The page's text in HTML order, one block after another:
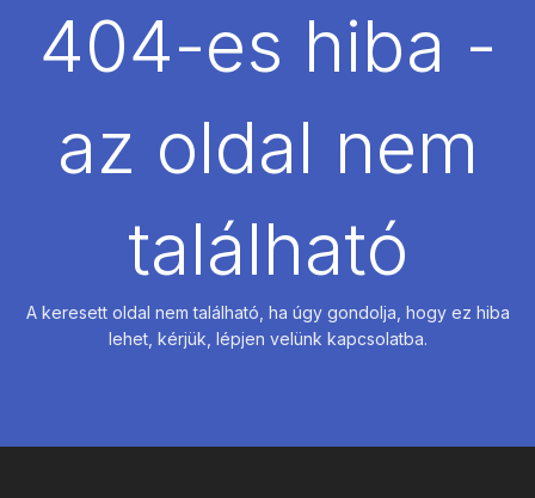
BÉREL
404-es hiba -
az oldal nem
található
A keresett oldal nem található, ha úgy gondolja, hogy ez hiba
lehet, kérjük, lépjen velünk kapcsolatba.